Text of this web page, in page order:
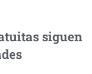
siguen